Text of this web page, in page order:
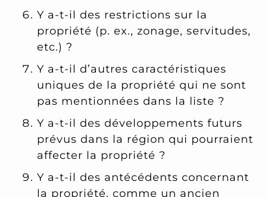
Y a-t-il des restrictions sur la
propriété (p. ex., zonage, servitudes,
etc.) ?
Y a-t-il d’autres caractéristiques
uniques de la propriété qui ne sont
pas mentionnées dans la liste ?
Y a-t-il des développements futurs
prévus dans la région qui pourraient
affecter la propriété ?
Y a-t-il des antécédents concernant
la propriété, comme un ancien